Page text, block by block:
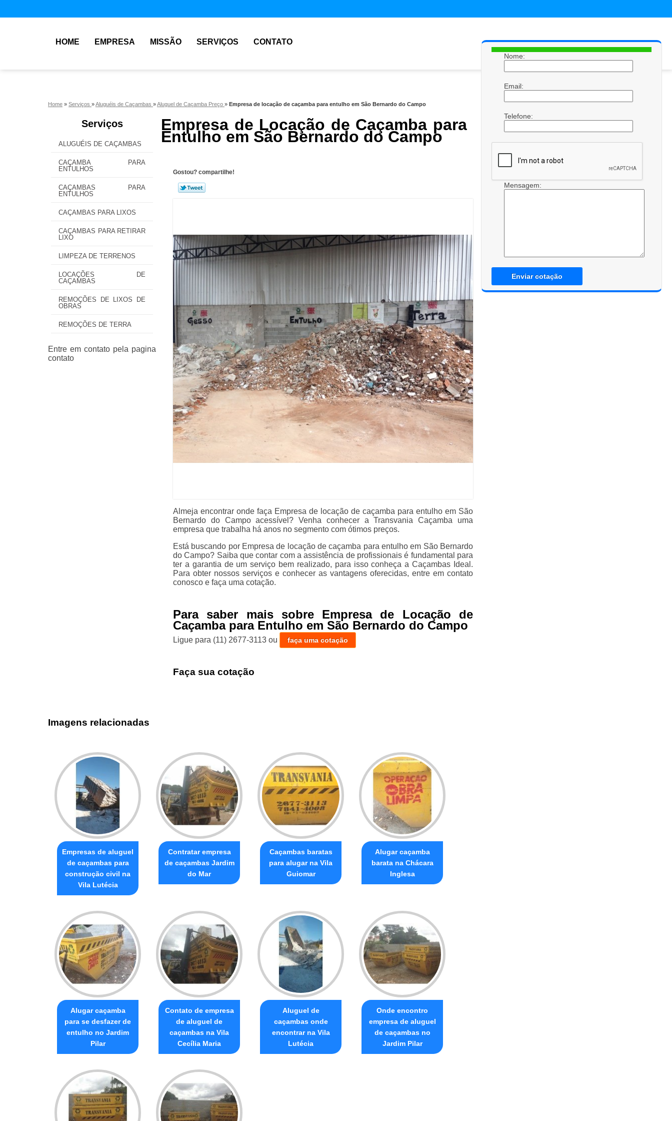
HOME EMPRESA MISSÃO SERVIÇOS CONTATO
Home » Serviços »Aluguéis de Caçambas »Aluguel de Caçamba Preço » Empresa de locação de caçamba para entulho em São Bernardo do Campo
Serviços
ALUGUÉIS DE CAÇAMBAS
CAÇAMBA PARA
ENTULHOS
CAÇAMBAS PARA
ENTULHOS
CAÇAMBAS PARA LIXOS
CAÇAMBAS PARA RETIRAR
LIXO
LIMPEZA DE TERRENOS
LOCAÇÕES DE
CAÇAMBAS
REMOÇÕES DE LIXOS DE
OBRAS
REMOÇÕES DE TERRA
Empresa de Locação de Caçamba para
Entulho em São Bernardo do Campo
Gostou? compartilhe!
Almeja encontrar onde faça Empresa de locação de caçamba para entulho em São
Bernardo do Campo acessível? Venha conhecer a Transvania Caçamba uma
empresa que trabalha há anos no segmento com ótimos preços.
Está buscando por Empresa de locação de caçamba para entulho em São Bernardo
do Campo? Saiba que contar com a assistência de profissionais é fundamental para
ter a garantia de um serviço bem realizado, para isso conheça a Caçambas Ideal.
Para obter nossos serviços e conhecer as vantagens oferecidas, entre em contato
conosco e faça uma cotação.
Para saber mais sobre Empresa de Locação de
Caçamba para Entulho em São Bernardo do Campo
Ligue para (11) 2677-3113 ou faça uma cotação
Faça sua cotação
Nome:
Email:
Telefone:
Mensagem:
Enviar cotação
Imagens relacionadas
Empresas de aluguel
de caçambas para
construção civil na
Vila Lutécia
Contratar empresa
de caçambas Jardim
do Mar
Caçambas baratas
para alugar na Vila
Guiomar
Alugar caçamba
barata na Chácara
Inglesa
Alugar caçamba
para se desfazer de
entulho no Jardim
Pilar
Contato de empresa
de aluguel de
caçambas na Vila
Cecília Maria
Aluguel de
caçambas onde
encontrar na Vila
Lutécia
Onde encontro
empresa de aluguel
de caçambas no
Jardim Pilar